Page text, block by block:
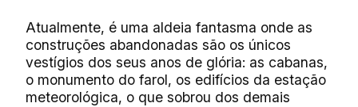
Atualmente, é uma aldeia fantasma onde as
construções abandonadas são os únicos
vestígios dos seus anos de glória: as cabanas,
o monumento do farol, os edifícios da estação
meteorológica, o que sobrou dos demais